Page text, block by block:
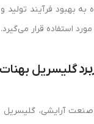
به بهبود فرآیند
مورد استفاده قرار می‌گیرد.
گلیسریل
آرایشی، گلیسریل